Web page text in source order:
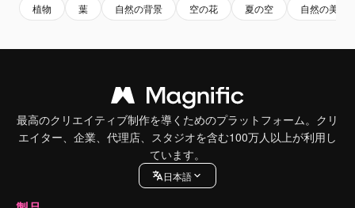
植物 葉 自然の背景 空の花 夏の空 自然の美し
最高のクリエイティブ制作を導くためのプラットフォーム。クリ
エイター、企業、代理店、スタジオを含む100万人以上が利用し
ています。
日本語